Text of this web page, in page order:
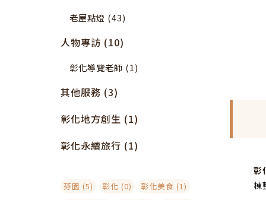
老屋點燈 (43)
人物專訪 (10)
彰化導覽老師 (1)
其他服務 (3)
彰化地方創生 (1)
彰化永續旅行 (1)
芬園 (5) 彰化 (0)
彰化美食 (1)
彰
棟